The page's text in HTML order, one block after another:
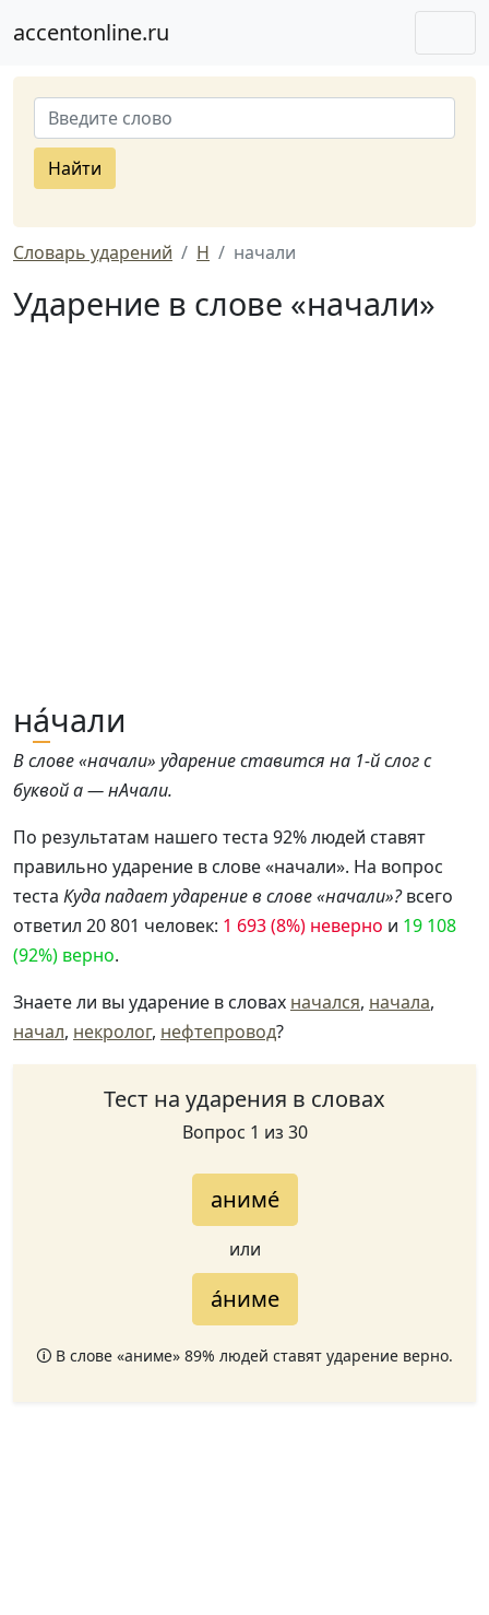
accentonline.ru
Найти
Словарь ударений Н начали
Ударение в слове «начали»
на́чали
В слове «начали» ударение ставится на 1-й слог с
буквой а — нАчали.
По результатам нашего теста 92% людей ставят
правильно ударение в слове «начали». На вопрос
теста Куда падает ударение в слове «начали»?всего
ответил 20 801 человек: 1 693 (8%) неверно и 19 108
(92%) верно.
Знаете ли вы ударение в словах начался, начала,
начал, некролог, нефтепровод?
Тест на ударения в словах
Вопрос 1 из 30
аниме́
или
а́ниме
🛈 В слове «аниме» 89% людей ставят ударение верно.